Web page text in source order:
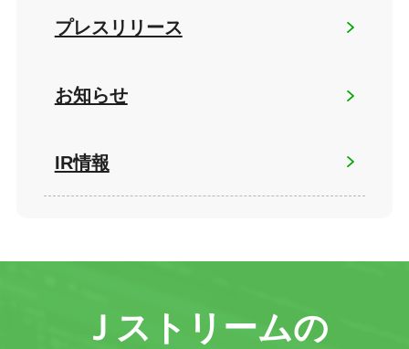
プレスリリース
お知らせ
IR情報
Ｊストリームの